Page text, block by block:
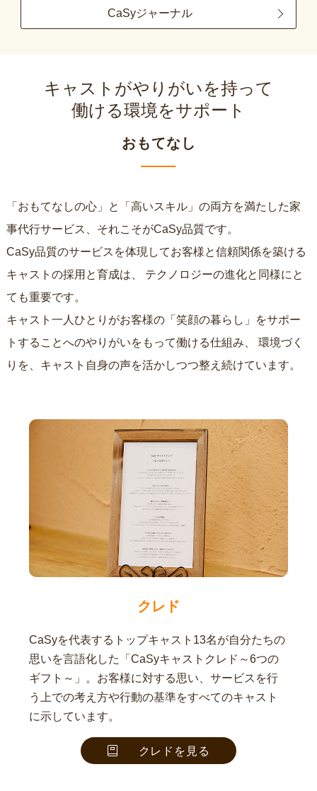
CaSyジャーナル
キャストがやりがいを持って
働ける環境をサポート
おもてなし
「おもてなしの心」と「高いスキル」の両方を満たした家
事代行サービス、それこそがCaSy品質です。
CaSy品質のサービスを体現してお客様と信頼関係を築ける
キャストの採用と育成は、
ても重要です。
キャスト一人ひとりがお客様の「笑顔の暮らし」をサポー
トすることへのやりがいをもって働ける仕組み、
りを、キャスト自身の声を活かしつつ整え続けています。
クレド
CaSyを代表するトップキャスト13名が自分たちの
思いを言語化した「CaSyキャストクレド～6つの
ギフト～」。お客様に対する思い、サービスを行
う上での考え方や行動の基準をすべてのキャスト
に示しています。
クレドを見る